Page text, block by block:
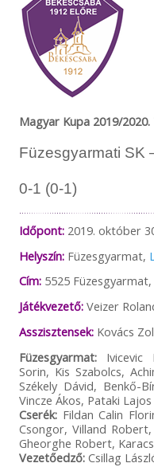
Magyar Kupa 2019/
Füzesgyarmati SK
0-1 (0-1)
Időpont:2019. október
Helyszín: Füzesgyarmat,
Cím:5525
Játékvezető:Veizer
Asszisztensek:Kovács
Füzesgyarmat:Ivicevic
Sorin, Kis Szabolcs,
Székely Dávid, Benkő-
Vincze Ákos, Pataki
Cserék:Fildan Calin
Csongor, Villand
Gheorghe Robert,
Vezetőedző:Csillag